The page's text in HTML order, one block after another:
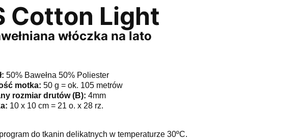
Cotton Light
włóczka na lato
50% Bawełna 50% Poliester
motka: 50 g = ok. 105 metrów
rozmiar drutów (B): 4mm
10 x 10 cm = 21 o. x 28 rz.
do tkanin delikatnych w temperaturze 30ºC.